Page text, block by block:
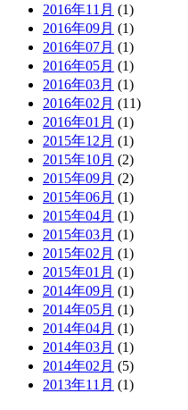
2016年11月 (1)
2016年09月 (1)
2016年07月 (1)
2016年05月 (1)
2016年03月 (1)
2016年02月 (11)
2016年01月 (1)
2015年12月 (1)
2015年10月 (2)
2015年09月 (2)
2015年06月 (1)
2015年04月 (1)
2015年03月 (1)
2015年02月 (1)
2015年01月 (1)
2014年09月 (1)
2014年05月 (1)
2014年04月 (1)
2014年03月 (1)
2014年02月 (5)
2013年11月 (1)